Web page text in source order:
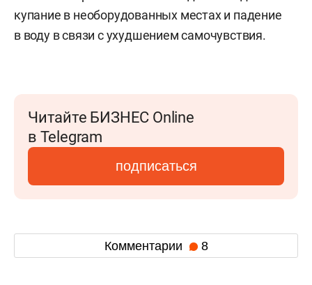
купание в необорудованных местах и падение
в воду в связи с ухудшением самочувствия.
Читайте БИЗНЕС Online
в Telegram
подписаться
Комментарии 8